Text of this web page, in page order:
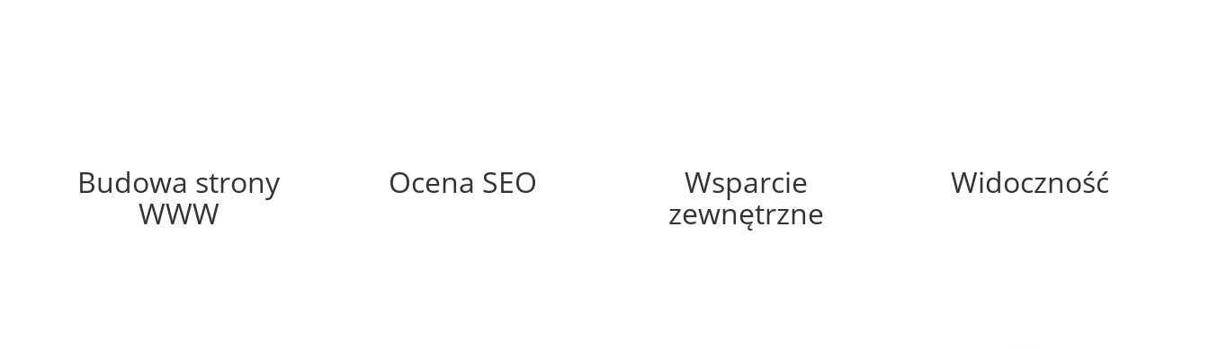
Budowa strony
WWW
Ocena SEO
Wsparcie
zewnętrzne
Widoczność